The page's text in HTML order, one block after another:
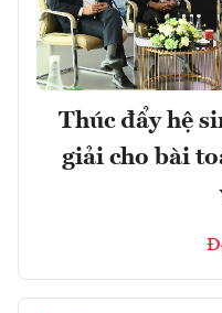
Thúc đẩy hệ
giải cho bài